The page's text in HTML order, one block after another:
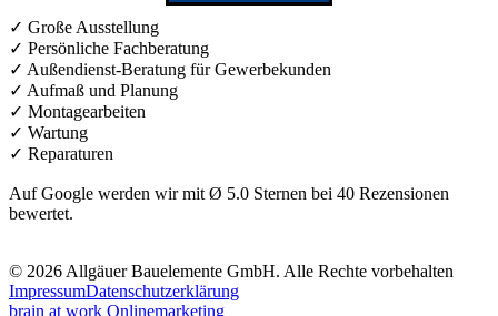
✓ Große Ausstellung
✓ Persönliche Fachberatung
✓ Außendienst-Beratung für Gewerbekunden
✓ Aufmaß und Planung
✓ Montagearbeiten
✓ Wartung
✓ Reparaturen
Auf Google werden wir mit Ø 5.0 Sternen bei 40 Rezensionen
bewertet.
© 2026 Allgäuer Bauelemente GmbH. Alle Rechte vorbehalten
ImpressumDatenschutzerklärung
brain at work Onlinemarketing